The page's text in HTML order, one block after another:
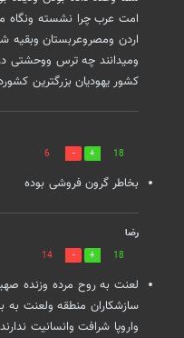
امت عرب چرا نشسته ونگاه
اردن ومصروعربستان وبقیه
ومیدانند چه ترس ووحشتی
کشور یهودیان بزرگترین
18
6
بخاطر گرون فروشی بوده
رضا
18
14
لعنت به روح مرده وزنده
سازشکاران منطقه ولعنت به
واروپا شرافت وانسانیت